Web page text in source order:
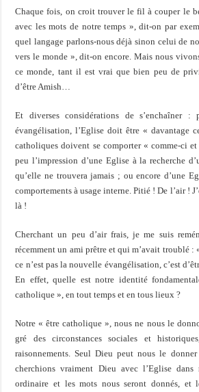
Chaque fois, on croit trouver le fil à couper le
avec les mots de notre temps », dit-on par
quel langage parlons-nous déjà sinon celui de
vers le monde », dit-on encore. Mais nous
ce monde, tant il est vrai que bien peu de
d’être Amish…
Et diverses considérations de s’enchaîner
évangélisation, l’Eglise doit être « davantage
catholiques doivent se comporter « comme-ci et
peu l’impression d’une Eglise à la recherche
qu’elle ne trouvera jamais ; ou encore d’une
comportements à usage interne. Pitié ! De l’air !
là !
Cherchant un peu d’air frais, je me suis
récemment un ami prêtre et qui m’avait troublé :
ce n’est pas la nouvelle évangélisation, c’est
En effet, quelle est notre identité
catholique », en tout temps et en tous lieux ?
Notre « être catholique », nous ne nous le
gré des circonstances sociales et
raisonnements. Seul Dieu peut nous le
cherchions vraiment Dieu avec l’Eglise
ordinaire et les mots nous seront donnés, et